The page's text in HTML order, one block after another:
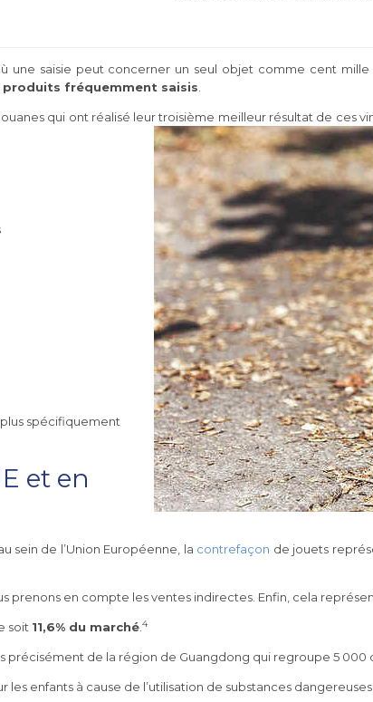
une saisie peut concerner un seul objet comme cent
produits fréquemment saisis
qui ont réalisé leur troisième meilleur résultat de ces
spécifiquement
et en
sein de l’Union Européenne, la contrefaçon de jouets
prenons en compte les ventes indirectes. Enfin, cela
soit 11,6% du marché.4
de la région de Guangdong qui regroupe 5 000
enfants à cause de l’utilisation de substances